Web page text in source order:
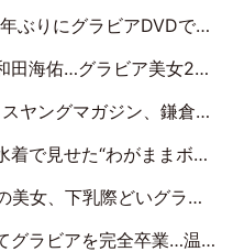
で復活 31歳の艶やかな表情がさえわたる
グラビア美女20人が勢ぞろい
ン、鎌倉の古民家でしっとりグラビア
みちゃんカワイイ」「全てがステキな女神さま」「魅力的です」
下乳際どいグラビアショット
温泉旅館を舞台に13年間の集大成グラビア